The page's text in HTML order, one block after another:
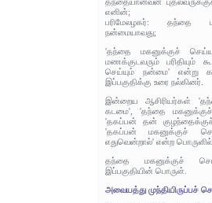
எனின்;
பரிமேலழகர்: தந்தை
நன்மையாவது;
'தந்தை மகனுக்குச்
மணக்குடவரும் பரிதியும்
செய்யும் நன்மை' என்று
இப்பகுதிக்கு உரை நல்கினர்.
இன்றைய ஆசிரியர்கள்
கடமை', 'தந்தை
'தகப்பன் தன்
'தகப்பன் மகனுக்குச்
எதுவென்றால்' என்ற
தந்தை மகனுக்குச்
இப்பகுதியின் பொருள்.
அவையத்து முந்தியிருப்பச்